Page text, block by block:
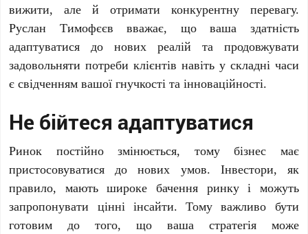
вижити, але й отримати конкурентну перевагу.
Руслан Тимофєєв вважає, що ваша здатність
адаптуватися до нових реалій та продовжувати
задовольняти потреби клієнтів навіть у складні часи
є свідченням вашої гнучкості та інноваційності.
Не бійтеся адаптуватися
Ринок постійно змінюється, тому бізнес має
пристосовуватися до нових умов. Інвестори, як
правило, мають широке бачення ринку і можуть
запропонувати цінні інсайти. Тому важливо бути
готовим до того, що ваша стратегія може